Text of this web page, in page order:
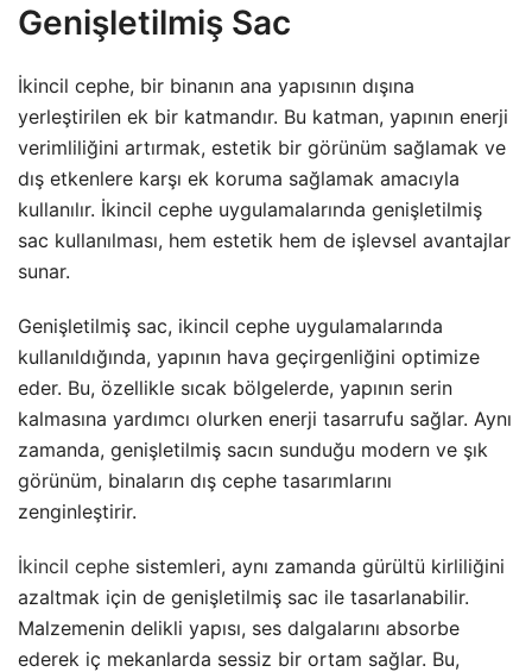
Genişletilmiş Sac
İkincil cephe, bir binanın ana yapısının dışına
yerleştirilen ek bir katmandır. Bu katman, yapının enerji
verimliliğini artırmak, estetik bir görünüm sağlamak ve
dış etkenlere karşı ek koruma sağlamak amacıyla
kullanılır. İkincil cephe uygulamalarında genişletilmiş
sac kullanılması, hem estetik hem de işlevsel avantajlar
sunar.
Genişletilmiş sac, ikincil cephe uygulamalarında
kullanıldığında, yapının hava geçirgenliğini optimize
eder. Bu, özellikle sıcak bölgelerde, yapının serin
kalmasına yardımcı olurken enerji tasarrufu sağlar. Aynı
zamanda, genişletilmiş sacın sunduğu modern ve şık
görünüm, binaların dış cephe tasarımlarını
zenginleştirir.
İkincil cephe sistemleri, aynı zamanda gürültü kirliliğini
azaltmak için de genişletilmiş sac ile tasarlanabilir.
Malzemenin delikli yapısı, ses dalgalarını absorbe
ederek iç mekanlarda sessiz bir ortam sağlar. Bu,